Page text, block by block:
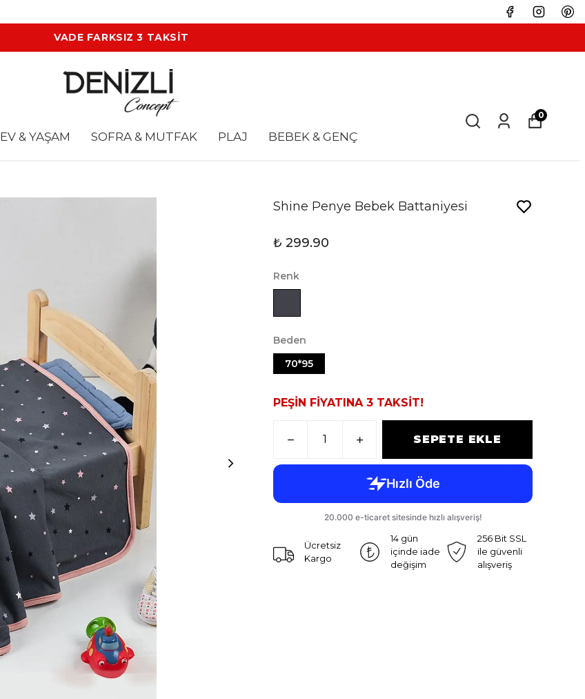
VADE FARKSIZ 3 TAKSİT
EV & YAŞAM SOFRA & MUTFAK PLAJ BEBEK & GENÇ
0
Shine Penye Bebek Battaniyesi
₺ 299.90
Renk
Beden
70*95
PEŞİN FİYATINA 3 TAKSİT!
SEPETE EKLE
Ücretsiz
Kargo
14 gün
içinde iade
değişim
256 Bit SSL
ile güvenli
alışveriş